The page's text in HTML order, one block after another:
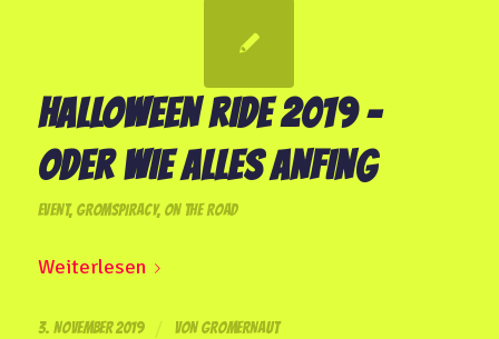
HALLOWEEN RIDE 2019 –
ODER WIE ALLES ANFING
EVENT, GROMSPIRACY, ON THE ROAD
Weiterlesen
3. NOVEMBER 2019 VONGROMERNAUT